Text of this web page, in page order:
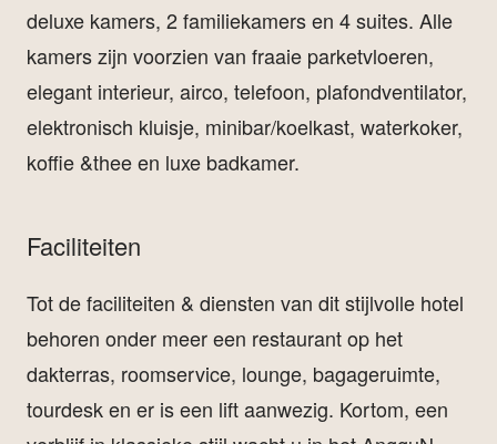
deluxe kamers, 2 familiekamers en 4 suites. Alle
kamers zijn voorzien van fraaie parketvloeren,
elegant interieur, airco, telefoon, plafondventilator,
elektronisch kluisje, minibar/koelkast, waterkoker,
koffie &thee en luxe badkamer.
Faciliteiten
Tot de faciliteiten & diensten van dit stijlvolle hotel
behoren onder meer een restaurant op het
dakterras, roomservice, lounge, bagageruimte,
tourdesk en er is een lift aanwezig. Kortom, een